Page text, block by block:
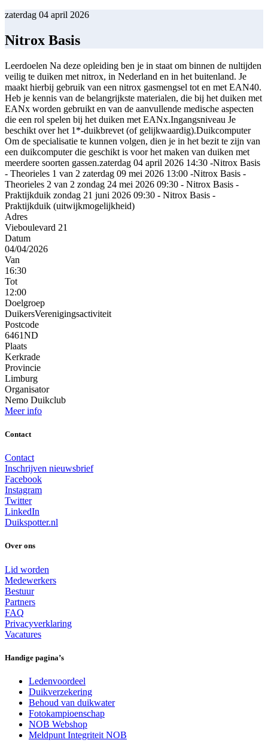
zaterdag 04 april 2026
Nitrox Basis
Leerdoelen Na deze opleiding ben je in staat om binnen de nultijden
veilig te duiken met nitrox, in Nederland en in het buitenland. Je
maakt hierbij gebruik van een nitrox gasmengsel tot en met EAN40.
Heb je kennis van de belangrijkste materialen, die bij het duiken met
EANx worden gebruikt en van de aanvullende medische aspecten
die een rol spelen bij het duiken met EANx.Ingangsniveau Je
beschikt over het 1*-duikbrevet (of gelijkwaardig).Duikcomputer
Om de specialisatie te kunnen volgen, dien je in het bezit te zijn van
een duikcomputer die geschikt is voor het maken van duiken met
meerdere soorten gassen.zaterdag 04 april 2026 14:30 -Nitrox Basis
- Theorieles 1 van 2 zaterdag 09 mei 2026 13:00 -Nitrox Basis -
Theorieles 2 van 2 zondag 24 mei 2026 09:30 - Nitrox Basis -
Praktijkduik zondag 21 juni 2026 09:30 - Nitrox Basis -
Praktijkduik (uitwijkmogelijkheid)
Adres
Vieboulevard 21
Datum
04/04/2026
Van
16:30
Tot
12:00
Doelgroep
DuikersVerenigingsactiviteit
Postcode
6461ND
Plaats
Kerkrade
Provincie
Limburg
Organisator
Nemo Duikclub
Meer info
Contact
Contact
Inschrijven nieuwsbrief
Facebook
Instagram
Twitter
LinkedIn
Duikspotter.nl
Over ons
Lid worden
Medewerkers
Bestuur
Partners
FAQ
Privacyverklaring
Vacatures
Handige pagina’s
Ledenvoordeel
Duikverzekering
Behoud van duikwater
Fotokampioenschap
NOB Webshop
Meldpunt Integriteit NOB